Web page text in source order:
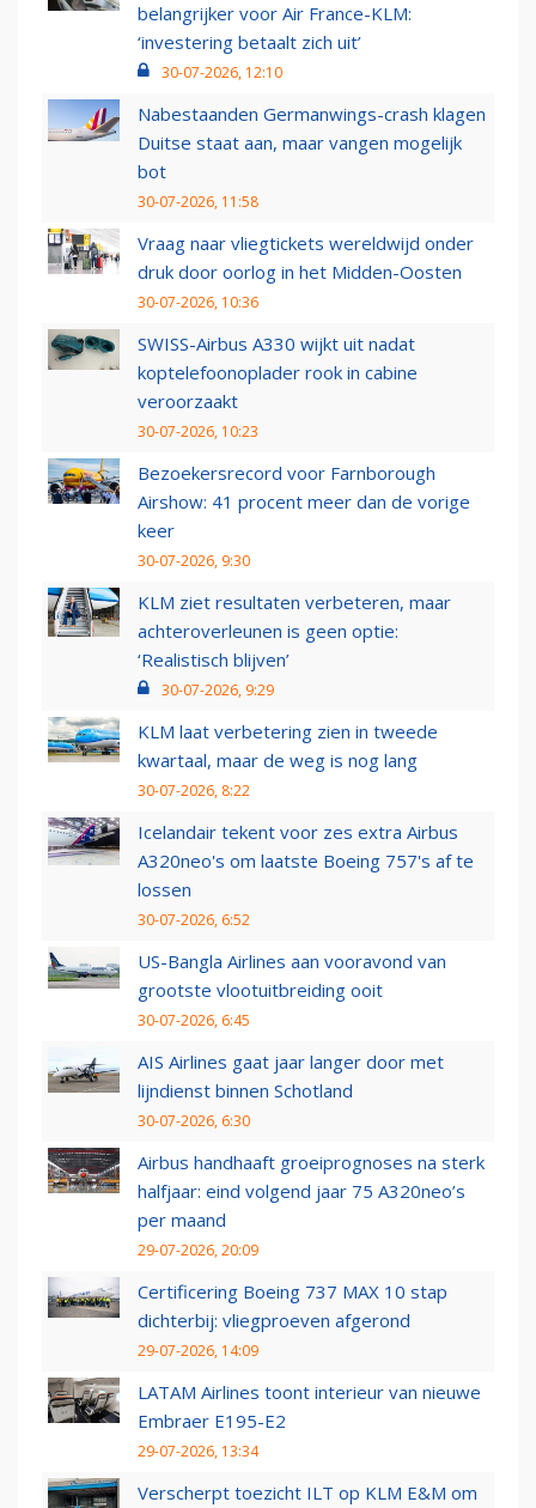
belangrijker voor Air France-KLM:
‘investering betaalt zich uit’
30-07-2026, 12:10
Nabestaanden Germanwings-crash klagen
Duitse staat aan, maar vangen mogelijk
bot
30-07-2026, 11:58
Vraag naar vliegtickets wereldwijd onder
druk door oorlog in het Midden-Oosten
30-07-2026, 10:36
SWISS-Airbus A330 wijkt uit nadat
koptelefoonoplader rook in cabine
veroorzaakt
30-07-2026, 10:23
Bezoekersrecord voor Farnborough
Airshow: 41 procent meer dan de vorige
keer
30-07-2026, 9:30
KLM ziet resultaten verbeteren, maar
achteroverleunen is geen optie:
‘Realistisch blijven’
30-07-2026, 9:29
KLM laat verbetering zien in tweede
kwartaal, maar de weg is nog lang
30-07-2026, 8:22
Icelandair tekent voor zes extra Airbus
A320neo's om laatste Boeing 757's af te
lossen
30-07-2026, 6:52
US-Bangla Airlines aan vooravond van
grootste vlootuitbreiding ooit
30-07-2026, 6:45
AIS Airlines gaat jaar langer door met
lijndienst binnen Schotland
30-07-2026, 6:30
Airbus handhaaft groeiprognoses na sterk
halfjaar: eind volgend jaar 75 A320neo’s
per maand
29-07-2026, 20:09
Certificering Boeing 737 MAX 10 stap
dichterbij: vliegproeven afgerond
29-07-2026, 14:09
LATAM Airlines toont interieur van nieuwe
Embraer E195-E2
29-07-2026, 13:34
Verscherpt toezicht ILT op KLM E&M om